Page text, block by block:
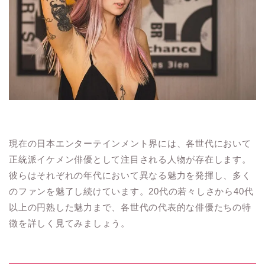
現在の日本エンターテインメント界には、各世代において
正統派イケメン俳優として注目される人物が存在します。
彼らはそれぞれの年代において異なる魅力を発揮し、多く
のファンを魅了し続けています。20代の若々しさから40代
以上の円熟した魅力まで、各世代の代表的な俳優たちの特
徴を詳しく見てみましょう。